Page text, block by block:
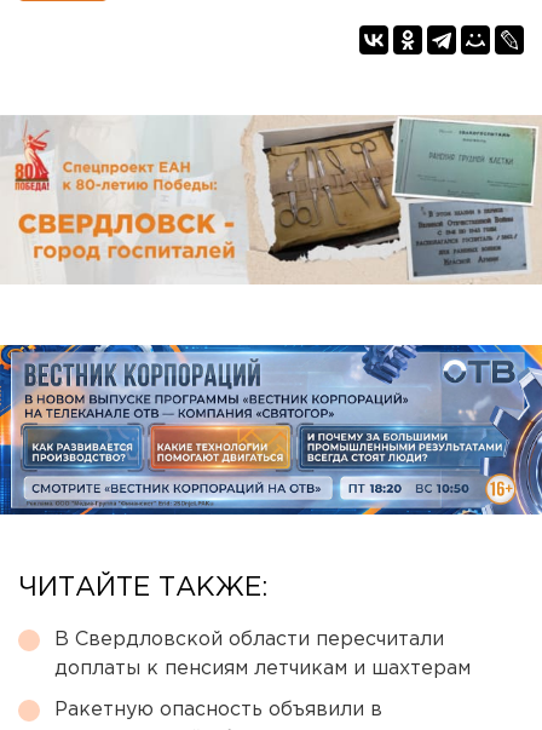
ЧИТАЙТЕ ТАКЖЕ:
В Свердловской области пересчитали
доплаты к пенсиям летчикам и шахтерам
Ракетную опасность объявили в